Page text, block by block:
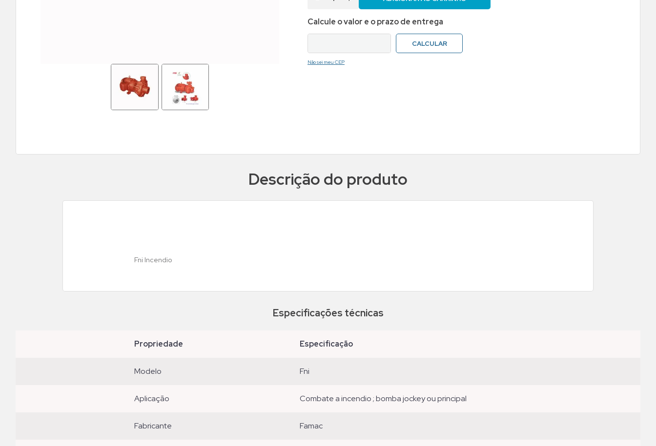
Não sei meu CEP
Descrição do produto
Fni Incendio
Especificações técnicas
propriedade especificação
modelo fni
aplicação combate a incendio ; bomba jockey ou principal
fabricante famac